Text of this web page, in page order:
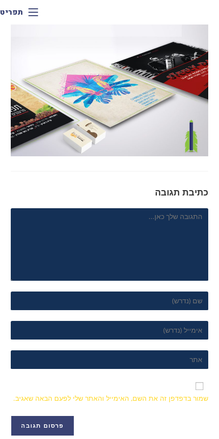
תפריט
כתיבת תגובה
שמור בדפדפן זה את השם, האימייל והאתר שלי לפעם הבאה שאגיב.